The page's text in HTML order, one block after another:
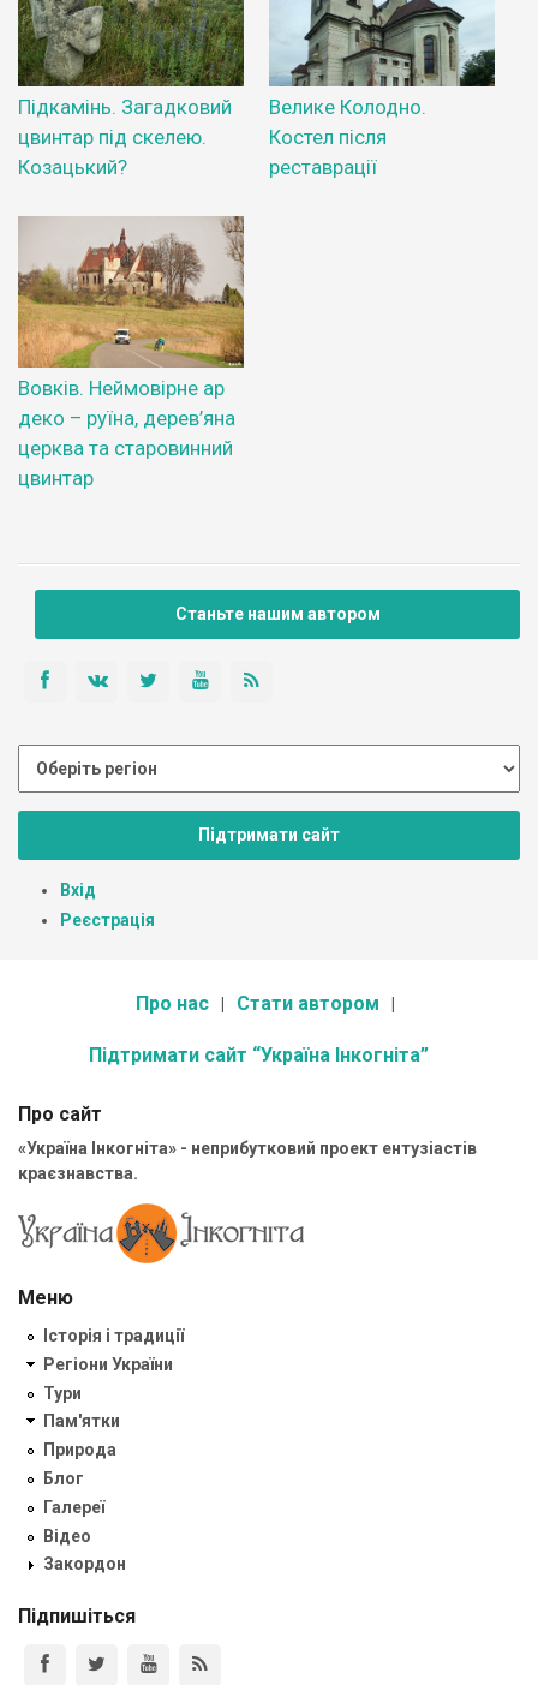
Підкамінь. Загадковий
цвинтар під скелею.
Козацький?
Велике Колодно.
Костел після
реставрації
Вовків. Неймовірне ар
деко – руїна, дерев’яна
церква та старовинний
цвинтар
Станьте нашим автором
Підтримати сайт
Вхід
Реєстрація
Про нас Стати автором
Підтримати сайт “Україна Інкогніта”
Про сайт
«Україна Інкогніта» - неприбутковий проект ентузіастів
краєзнавства.
Меню
Історія і традиції
Регіони України
Тури
Пам'ятки
Природа
Блог
Галереї
Відео
Закордон
Підпишіться